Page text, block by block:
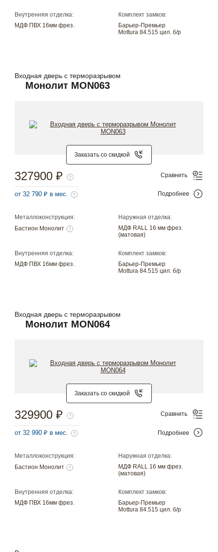
Внутренняя отделка:
МДФ ПВХ 16мм фрез.
Комплект замков:
Барьер-Премьер
Mottura 84.515 цил. б/р
Входная дверь с терморазрывом
Монолит MON063
Заказать со скидкой
Металлоконструкция:
Бастион Монолит
Наружная отделка:
МДФ RALL 16 мм фрез.
(матовая)
Внутренняя отделка:
МДФ ПВХ 16мм фрез.
Комплект замков:
Барьер-Премьер
Mottura 84.515 цил. б/р
327900 ₽
от 32 790 ₽ в мес.
Сравнить
Подробнее
Входная дверь с терморазрывом
Монолит MON064
Заказать со скидкой
Металлоконструкция:
Бастион Монолит
Наружная отделка:
МДФ RALL 16 мм фрез.
(матовая)
Внутренняя отделка:
МДФ ПВХ 16мм фрез.
Комплект замков:
Барьер-Премьер
Mottura 84.515 цил. б/р
329900 ₽
от 32 990 ₽ в мес.
Сравнить
Подробнее